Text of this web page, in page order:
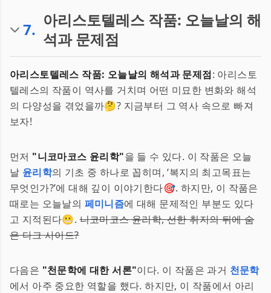
7. 아리스토텔레스 작품: 오늘날의 해
석과 문제점
아리스토텔레스 작품: 오늘날의 해석과 문제점: 아리스토
텔레스의 작품이 역사를 거치며 어떤 미묘한 변화와 해석
의 다양성을 겪었을까🤔? 지금부터 그 역사 속으로 빠져
보자!
먼저 "니코마코스 윤리학"을 들 수 있다. 이 작품은 오늘
날 윤리학의 기초 중 하나로 꼽히며, ‘복지의 최고목표는
무엇인가?’에 대해 깊이 이야기한다🎯. 하지만, 이 작품은
때로는 오늘날의 페미니즘에 대해 문제적인 부분도 있다
고 지적된다😬.니코마코스 윤리학, 선한 취지의 뒤에 숨
은 다크 사이드?
다음은 "천문학에 대한 서론"이다. 이 작품은 과거 천문학
에서 아주 중요한 역할을 했다. 하지만, 이 작품에서 아리